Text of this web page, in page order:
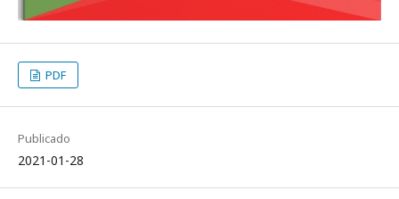
PDF
Publicado
2021-01-28